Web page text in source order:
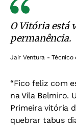
O Vitória está
permanência.
Jair Ventura - Técnico
“Fico feliz com
na Vila Belmiro.
Primeira vitória
quebrar tabus